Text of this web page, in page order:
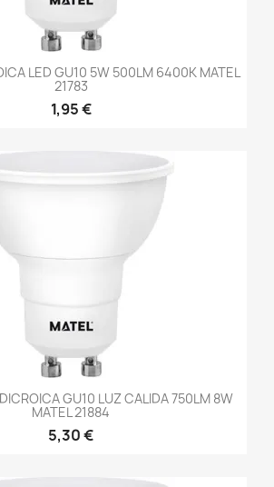
LED GU10 5W 500LM 6400K MATEL
21783
1,95 €
GU10 LUZ CALIDA 750LM 8W
MATEL 21884
5,30 €